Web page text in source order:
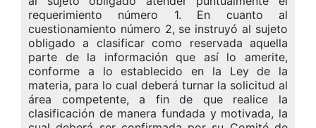
requerimiento número 1. En cuanto al
cuestionamiento número 2, se instruyó al sujeto
obligado a clasificar como reservada aquella
parte de la información que así lo amerite,
conforme a lo establecido en la Ley de la
materia, para lo cual deberá turnar la solicitud al
área competente, a fin de que realice la
clasificación de manera fundada y motivada, la